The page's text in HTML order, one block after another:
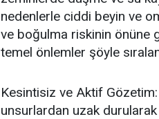
nedenlerle ciddi beyin ve
ve boğulma riskinin önüne
temel önlemler şöyle
Kesintisiz ve Aktif Gözetim:
unsurlardan uzak